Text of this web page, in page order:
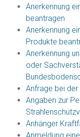
Anerkennung
beantragen
Anerkennung
Produkte
Anerkennung
oder
Anfrage bei
Angaben zur
Anhänger
Anmeldung